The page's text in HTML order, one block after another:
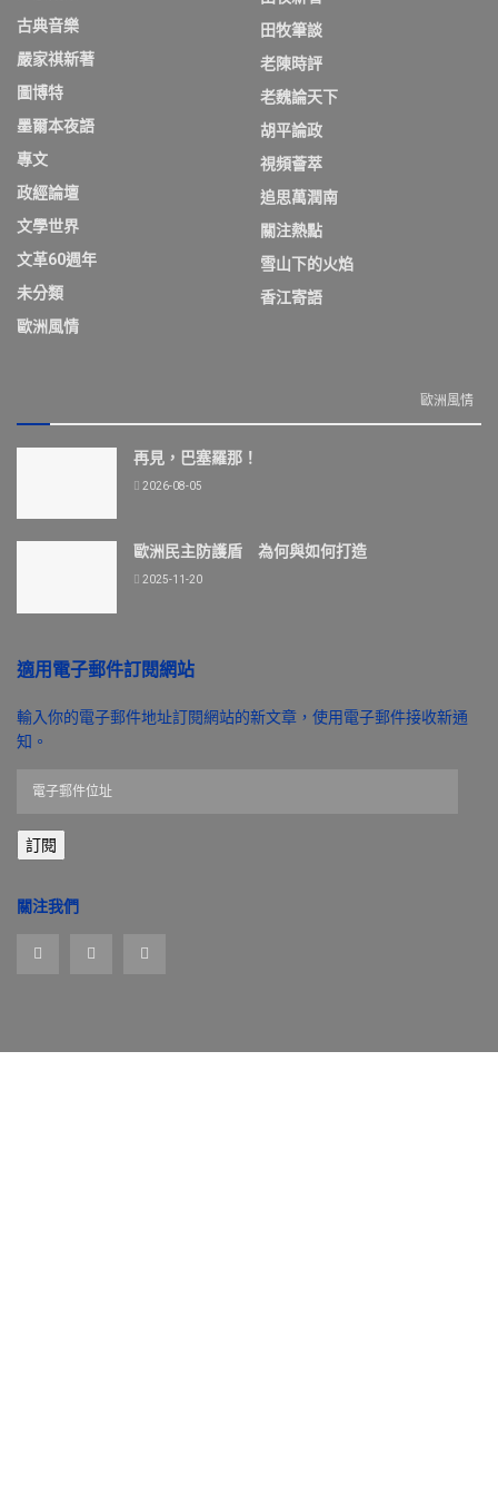
古典音樂
嚴家祺新著
圖博特
墨爾本夜語
專文
政經論壇
文學世界
文革60週年
未分類
歐洲風情
田牧筆談
老陳時評
老魏論天下
胡平論政
視頻薈萃
追思萬潤南
關注熱點
雪山下的火焰
香江寄語
歐洲風情
再見，巴塞羅那！
2026-08-05
歐洲民主防護盾 為何與如何打造
2025-11-20
適用電子郵件訂閱網站
輸入你的電子郵件地址訂閱網站的新文章，使用電子郵件接收新通
知。
郵
件
址
訂閱
關注我們